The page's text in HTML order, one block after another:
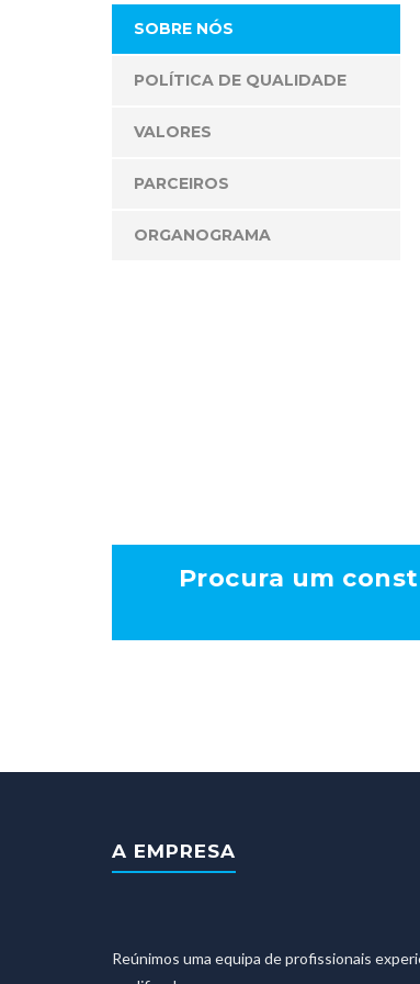
SOBRE NÓS
POLÍTICA DE QUALIDADE
VALORES
PARCEIROS
ORGANOGRAMA
Procura um
A EMPRESA
Reúnimos uma equipa de profissionais